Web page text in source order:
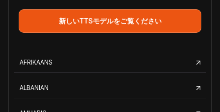
新しいTTSモデルをご覧ください
AFRIKAANS
ALBANIAN